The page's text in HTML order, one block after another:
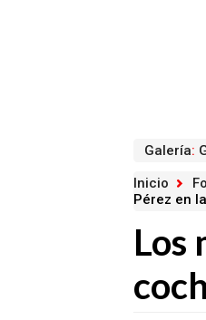
Galería:
Inicio
Pérez en
Los